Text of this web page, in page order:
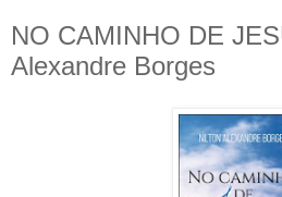
NO CAMINHO DE
Alexandre Borges